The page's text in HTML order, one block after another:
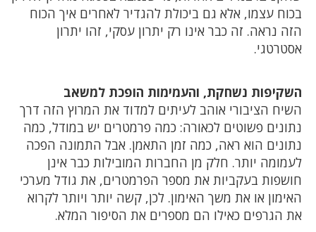
בכוח עצמו, אלא גם ביכולת להגדיר לאחרים איך הכוח
הזה נראה. זה כבר אינו רק יתרון עסקי, זהו יתרון
אסטרטגי.
השקיפות נשחקת, והעמימות הופכת למשאב
השיח הציבורי אוהב לעיתים למדוד את המרוץ הזה דרך
נתונים פשוטים לכאורה: כמה פרמטרים יש במודל, כמה
נתונים הוא ראה, כמה זמן התאמן. אבל התמונה הפכה
לעמומה יותר. חלק מן החברות המובילות כבר אינן
חושפות בעקביות את מספר הפרמטרים, את גודל מערכי
האימון או את משך האימון. לכן, קשה יותר ויותר לקרוא
את הגרפים כאילו הם מספרים את הסיפור המלא.